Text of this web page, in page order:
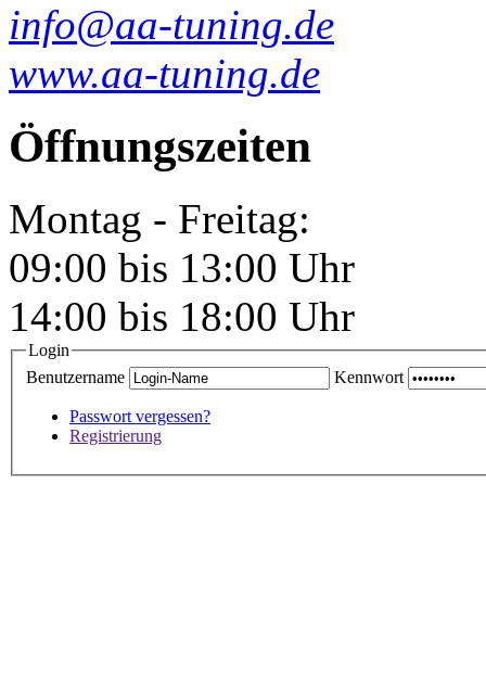
info@aa-tuning.de
www.aa-tuning.de
Öffnungszeiten
Montag - Freitag:
09:00 bis 13:00 Uhr
14:00 bis 18:00 Uhr
Login
Benutzername
Kennwort
Passwort vergessen?
Registrierung